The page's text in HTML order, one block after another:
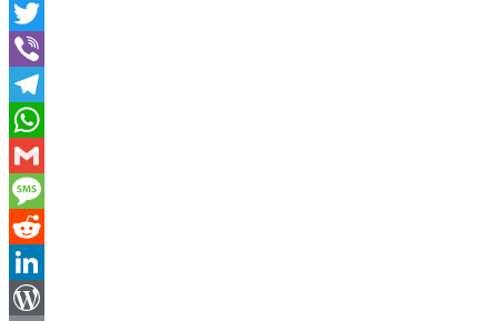
Facebook
Twitter
Viber
Telegram
WhatsApp
Gmail
Message
Reddit
LinkedIn